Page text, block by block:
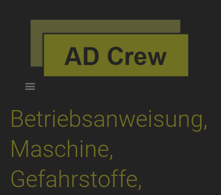
Betriebsanweisung,
Maschine,
Gefahrstoffe,